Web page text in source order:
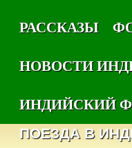
РАССКАЗЫ
НОВОСТИ
ИНДИЙСКИЙ
ПОЕЗДА В